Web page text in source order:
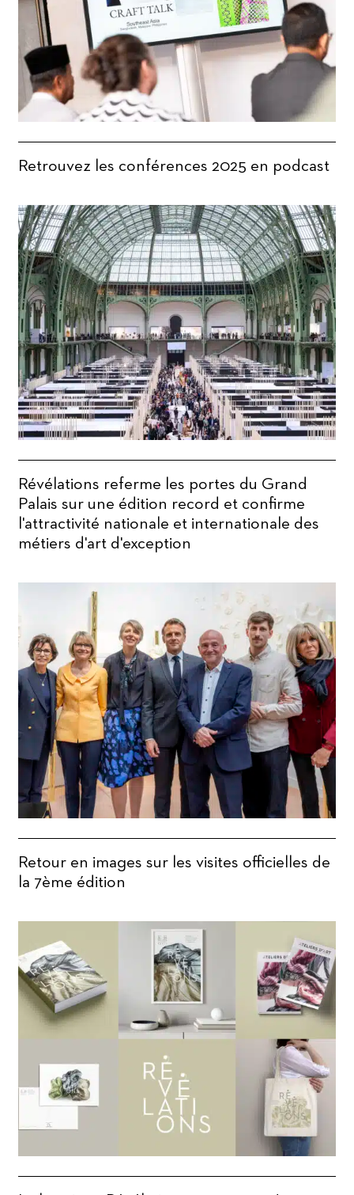
Retrouvez les conférences 2025 en podcast
Révélations referme les portes du Grand
Palais sur une édition record et confirme
l'attractivité nationale et internationale des
métiers d'art d'exception
Retour en images sur les visites officielles de
la 7ème édition